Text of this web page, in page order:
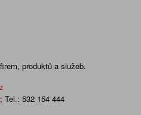
produktů a služeb.
; Tel.: 532 154 444